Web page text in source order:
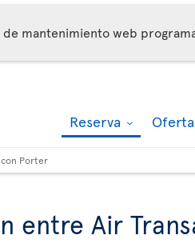
de mantenimiento web
Reserva
Porter
entre Air